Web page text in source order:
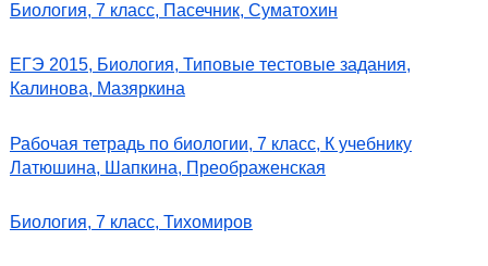
Биология, 7 класс, Пасечник, Суматохин
ЕГЭ 2015, Биология, Типовые тестовые задания,
Калинова, Мазяркина
Рабочая тетрадь по биологии, 7 класс, К учебнику
Латюшина, Шапкина, Преображенская
Биология, 7 класс, Тихомиров